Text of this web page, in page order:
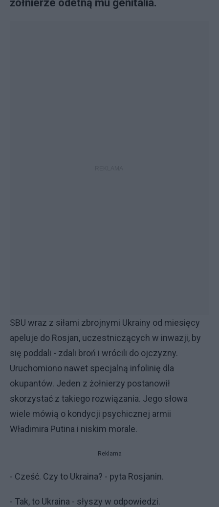
żołnierze odetną mu genitalia.
SBU wraz z siłami zbrojnymi Ukrainy od miesięcy
apeluje do Rosjan, uczestniczących w inwazji, by
się poddali - zdali broń i wrócili do ojczyzny.
Uruchomiono nawet specjalną infolinię dla
okupantów. Jeden z żołnierzy postanowił
skorzystać z takiego rozwiązania. Jego słowa
wiele mówią o kondycji psychicznej armii
Władimira Putina i niskim morale.
Reklama
- Cześć. Czy to Ukraina? - pyta Rosjanin.
- Tak, to Ukraina - słyszy w odpowiedzi.